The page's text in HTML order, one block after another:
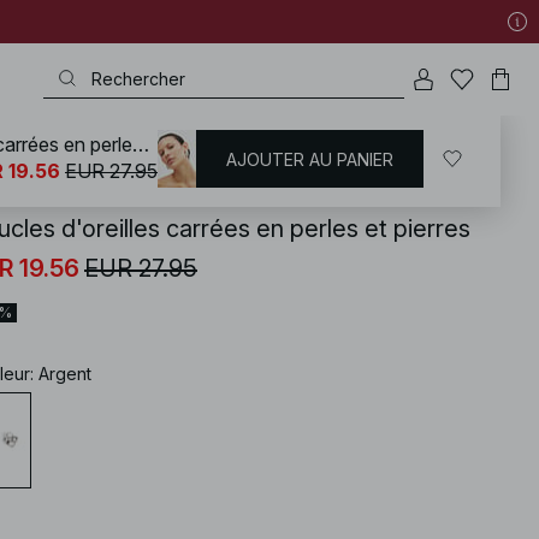
/ Accessoires / Bijoux / Boucles d'oreilles
d'oreilles carrées en perles et pierres
19.56 EUR 27.95
: Argent
Boucles d'oreilles carrées en perles et pierres
19.56 EUR 27.95 AJOUTER AU PANIER